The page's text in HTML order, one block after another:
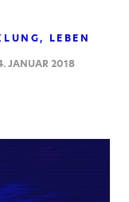
LEBEN
JANUAR 2018